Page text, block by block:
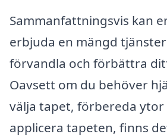
Sammanfattningsvis kan
erbjuda en mängd
förvandla och förbättra
Oavsett om du behöver
välja tapet, förbereda
applicera tapeten, finns